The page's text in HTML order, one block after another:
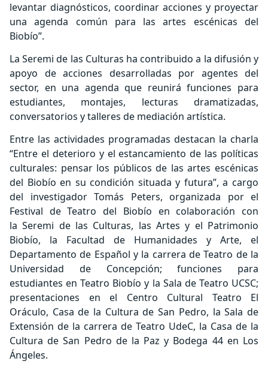
levantar diagnósticos, coordinar acciones y proyectar
una agenda común para las artes escénicas del
Biobío”.
La Seremi de las Culturas ha contribuido a la difusión y
apoyo de acciones desarrolladas por agentes del
sector, en una agenda que reunirá funciones para
estudiantes, montajes, lecturas dramatizadas,
conversatorios y talleres de mediación artística.
Entre las actividades programadas destacan la charla
“Entre el deterioro y el estancamiento de las políticas
culturales: pensar los públicos de las artes escénicas
del Biobío en su condición situada y futura”, a cargo
del investigador Tomás Peters, organizada por el
Festival de Teatro del Biobío en colaboración con
la Seremi de las Culturas, las Artes y el Patrimonio
Biobío, la Facultad de Humanidades y Arte, el
Departamento de Español y la carrera de Teatro de la
Universidad de Concepción; funciones para
estudiantes en Teatro Biobío y la Sala de Teatro UCSC;
presentaciones en el Centro Cultural Teatro El
Oráculo, Casa de la Cultura de San Pedro, la Sala de
Extensión de la carrera de Teatro UdeC, la Casa de la
Cultura de San Pedro de la Paz y Bodega 44 en Los
Ángeles.